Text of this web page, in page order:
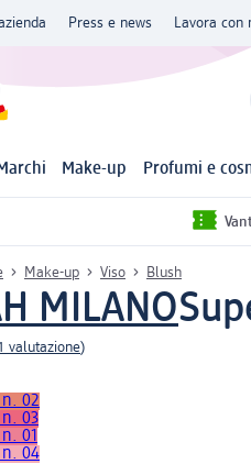
Press e news Lavora con
Make-up Profumi e
Make-up Viso Blush
MILANO
valutazione)
02
03
01
04